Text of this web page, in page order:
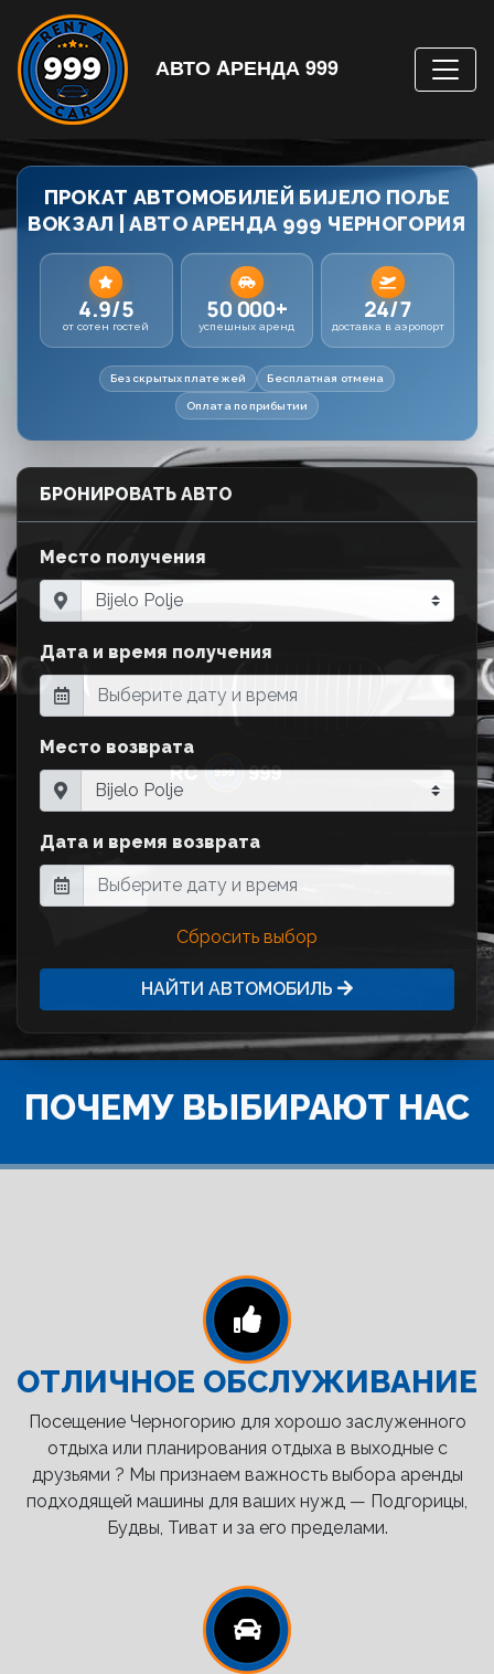
АВТО AРЕНДА 999
ПРОКАТ АВТОМОБИЛЕЙ БИЈЕЛО ПОЉЕ
ВОКЗАЛ | АВТО АРЕНДА 999 ЧЕРНОГОРИЯ
4.9/5
от сотен гостей
50 000+
успешных аренд
24/7
доставка в аэропорт
Без скрытых платежей Бесплатная отмена
Оплата по прибытии
БРОНИРОВАТЬ АВТО
Место получения
Дата и время получения
Место возврата
Дата и время возврата
Сбросить выбор
НАЙТИ АВТОМОБИЛЬ
ПОЧЕМУ ВЫБИРАЮТ НАС
ОТЛИЧНОЕ ОБСЛУЖИВАНИЕ
Посещение Черногорию для хорошо заслуженного
отдыха или планирования отдыха в выходные с
друзьями ? Мы признаем важность выбора аренды
подходящей машины для ваших нужд — Подгорицы,
Будвы, Тиват и за его пределами.